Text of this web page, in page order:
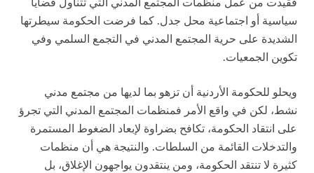
فقيدت من عمل منظمات المجتمع المدني التي تتناول قضايا
سياسية أو اجتماعية محل جدل. كما فرضت الحكومة سيطرتها
الشديدة على حرية المجتمع المدني في التجمع السلمي وفي
تكوين الجمعيات.
ويحلو للحكومة الأردنية أن تزهو بما لديها من مجتمع مدني
نشط، لكن في واقع الأمر فمنظمات المجتمع المدني التي تجرؤ
على انتقاد الحكومة، تكافح بضراوة لإبعاد الضغوط المستمرة
والتدخلات القائمة من السلطات. والنتيجة هي أن منظمات
كثيرة لا تنتقد الحكومة، ومن ينتقدون يواجهون الإغلاق، بل